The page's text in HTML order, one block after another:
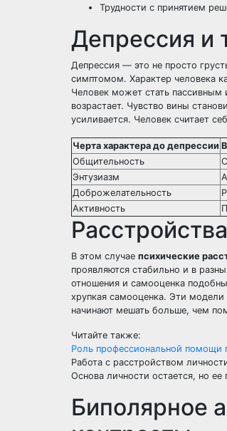
Трудности с принятием
Депрессия и
Депрессия — это не просто
симптомом. Характер человека
Человек может стать пассивным
возрастает. Чувство вины
усиливается. Человек считает
Черта характера до депрессии
Общительность
Энтузиазм
Доброжелательность
Активность
В этом случае психические
проявляются стабильно и в
отношения и самооценка
хрупкая самооценка. Эти
начинают мешать больше, чем
Читайте также:
Роль профессиональной помощи
Работа с расстройством
Основа личности остается, но ее
Биполярное